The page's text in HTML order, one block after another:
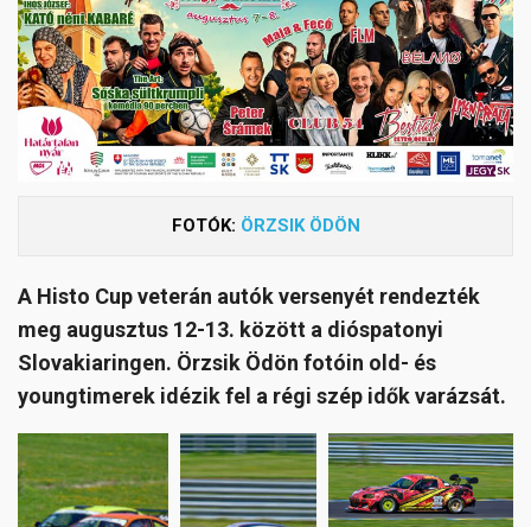
FOTÓK: ÖRZSIK ÖDÖN
A Histo Cup veterán autók versenyét rendezték
meg augusztus 12-13. között a dióspatonyi
Slovakiaringen. Örzsik Ödön fotóin old- és
youngtimerek idézik fel a régi szép idők varázsát.